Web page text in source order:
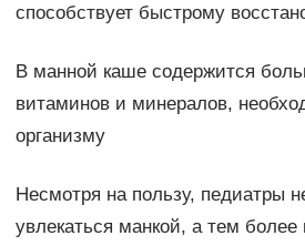
способствует быстрому
В манной каше содержится
витаминов и минералов,
организму
Несмотря на пользу, педиатры
увлекаться манкой, а тем